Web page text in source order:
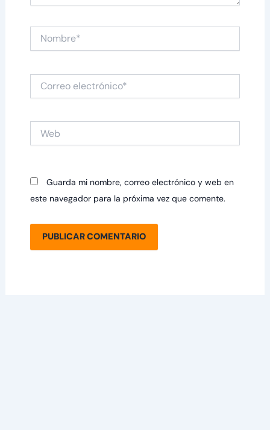
Nombre*
electrónico*
Guarda mi nombre, correo electrónico y web en
este navegador para la próxima vez que comente.